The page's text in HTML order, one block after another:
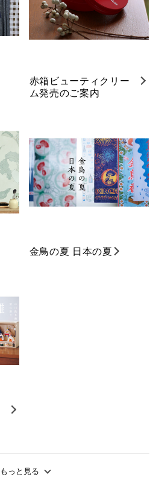
赤箱ビューティクリー
ム発売のご案内
金鳥の夏 日本の夏
もっと見る